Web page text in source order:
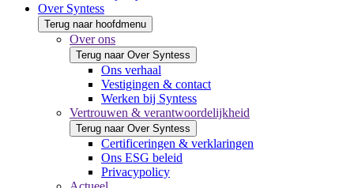
Over Syntess
Terug naar hoofdmenu
Over ons
Terug naar Over Syntess
Ons verhaal
Vestigingen & contact
Werken bij Syntess
Vertrouwen & verantwoordelijkheid
Terug naar Over Syntess
Certificeringen & verklaringen
Ons ESG beleid
Privacypolicy